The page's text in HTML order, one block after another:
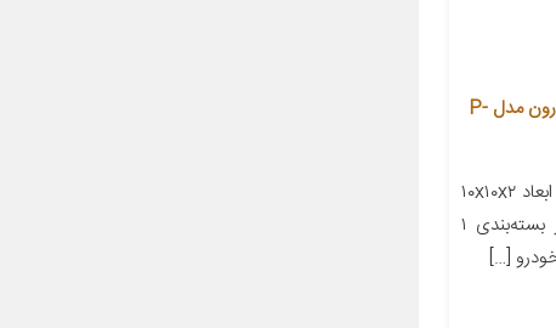
کلید جا سیگاری و فندک خودرو وارون مدل P-
معرفی محصول جزئیات محصول ابعاد ۱۰x۱۰x۲
سانتی‌متر وزن ۵۰ گرم تعداد در بسته‌بندی ۱
[…]